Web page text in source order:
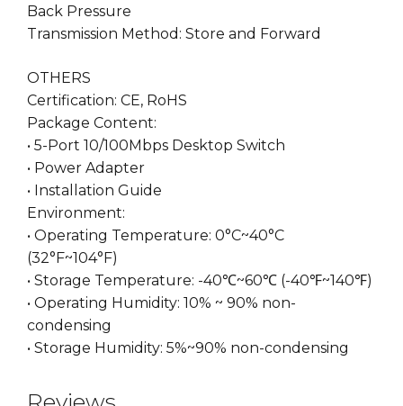
Back Pressure
Transmission Method: Store and Forward
OTHERS
Certification: CE, RoHS
Package Content:
• 5-Port 10/100Mbps Desktop Switch
• Power Adapter
• Installation Guide
Environment:
• Operating Temperature: 0°C~40°C
(32°F~104°F)
• Storage Temperature: -40℃~60℃ (-40℉~140℉)
• Operating Humidity: 10% ~ 90% non-
condensing
• Storage Humidity: 5%~90% non-condensing